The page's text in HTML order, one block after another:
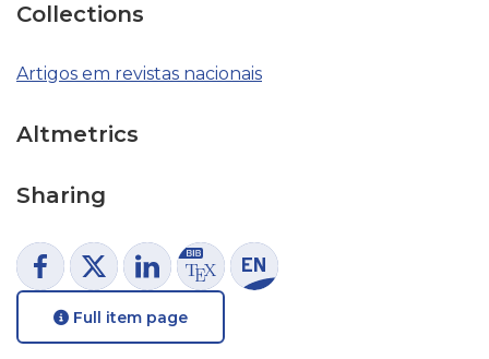
Collections
Artigos em revistas nacionais
Altmetrics
Sharing
Full item page